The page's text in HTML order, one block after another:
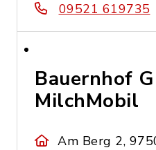
09521 619735
Bauernhof
MilchMobil
Am Berg 2,